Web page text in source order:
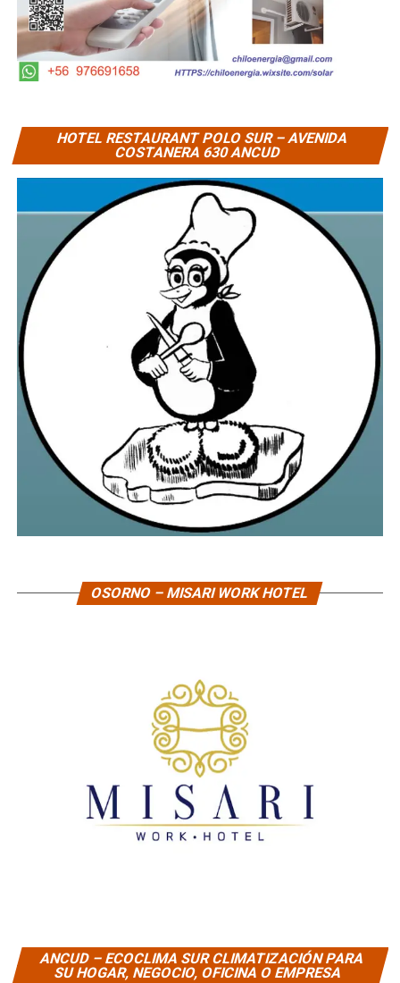
HOTEL RESTAURANT POLO SUR – AVENIDA
COSTANERA 630 ANCUD
OSORNO – MISARI WORK HOTEL
ANCUD – ECOCLIMA SUR CLIMATIZACIÓN PARA
SU HOGAR, NEGOCIO, OFICINA O EMPRESA